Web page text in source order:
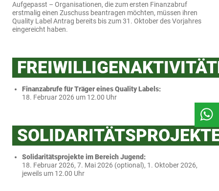
Aufgepasst – Organisationen, die zum ersten Finanzabruf
erstmalig einen Zuschuss beantragen möchten, müssen ihren
Quality Label Antrag bereits bis zum 31. Oktober des Vorjahres
eingereicht haben.
Finanzabrufe für Träger eines Quality Labels:
18. Februar 2026 um 12.00 Uhr
Solidaritätsprojekte im Bereich Jugend:
18. Februar 2026, 7. Mai 2026 (optional), 1. Oktober 2026,
jeweils um 12.00 Uhr